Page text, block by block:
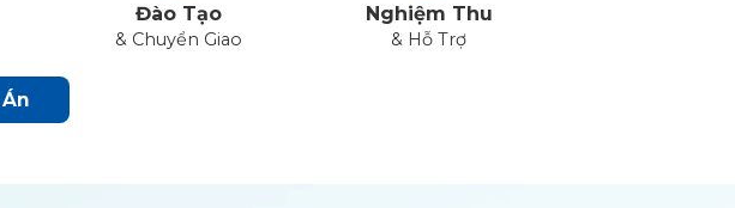
Đào Tạo
& Chuyển Giao
Nghiệm Thu
& Hỗ Trợ